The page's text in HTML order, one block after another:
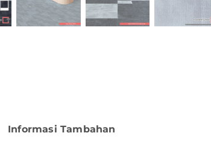
Informasi Tambahan